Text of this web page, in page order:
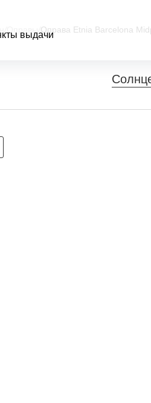
выдачиОправа Etnia Barcelona